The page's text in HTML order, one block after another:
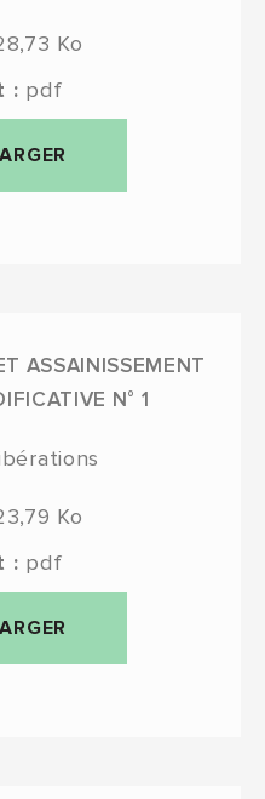
Ko
: pdf
ASSAINISSEMENT
N° 1
Ko
: pdf